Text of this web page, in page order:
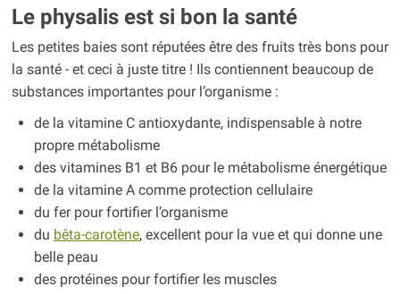
Le physalis est si bon la santé
Les petites baies sont réputées être des fruits très bons pour
la santé - et ceci à juste titre ! Ils contiennent beaucoup de
substances importantes pour l’organisme :
de la vitamine C antioxydante, indispensable à notre
propre métabolisme
des vitamines B1 et B6 pour le métabolisme énergétique
de la vitamine A comme protection cellulaire
du fer pour fortifier l’organisme
du bêta-carotène, excellent pour la vue et qui donne une
belle peau
des protéines pour fortifier les muscles